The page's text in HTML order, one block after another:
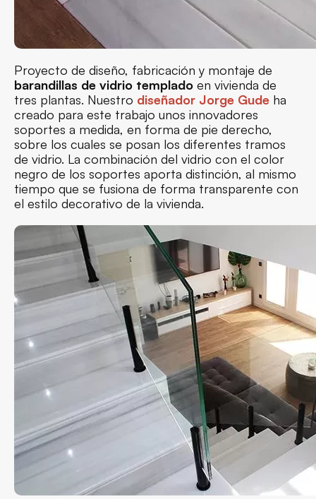
Proyecto de diseño, fabricación y montaje de
barandillas de vidrio templado en vivienda de
tres plantas. Nuestro diseñador Jorge Gude ha
creado para este trabajo unos innovadores
soportes a medida, en forma de pie derecho,
sobre los cuales se posan los diferentes tramos
de vidrio. La combinación del vidrio con el color
negro de los soportes aporta distinción, al mismo
tiempo que se fusiona de forma transparente con
el estilo decorativo de la vivienda.